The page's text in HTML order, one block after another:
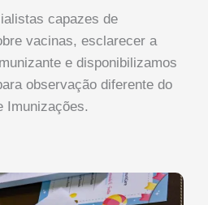
capazes de
vacinas, esclarecer a
e disponibilizamos
observação diferente do
Imunizações.